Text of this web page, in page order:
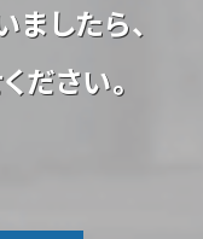
したら、
ださい。